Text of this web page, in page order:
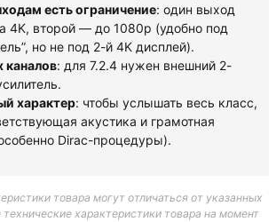
есть ограничение: один выход
4K, второй — до 1080p (удобно под
но не под 2-й 4K дисплей).
каналов: для 7.2.4 нужен внешний 2-
характер: чтобы услышать весь класс,
акустика и грамотная
Dirac-процедуры).
товара могут отличаться от указанных
технические характеристики товара на момент